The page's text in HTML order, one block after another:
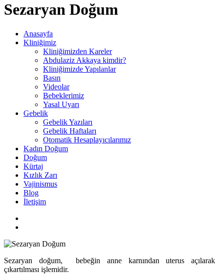
Sezaryan Doğum
Anasayfa
Kliniğimiz
Kliniğimizden Kareler
Abdulaziz Akkaya kimdir?
Kliniğimizde Yapılanlar
Basın
Videolar
Bebeklerimiz
Yasal Uyarı
Gebelik
Gebelik Yazıları
Gebelik Haftaları
Otomatik Hesaplayıcılarımız
Kadın Doğum
Doğum
Kürtaj
Kızlık Zarı
Vajinismus
Blog
İletişim
Sezaryan doğum, bebeğin anne karnından uterus açılarak
çıkartılması işlemidir.